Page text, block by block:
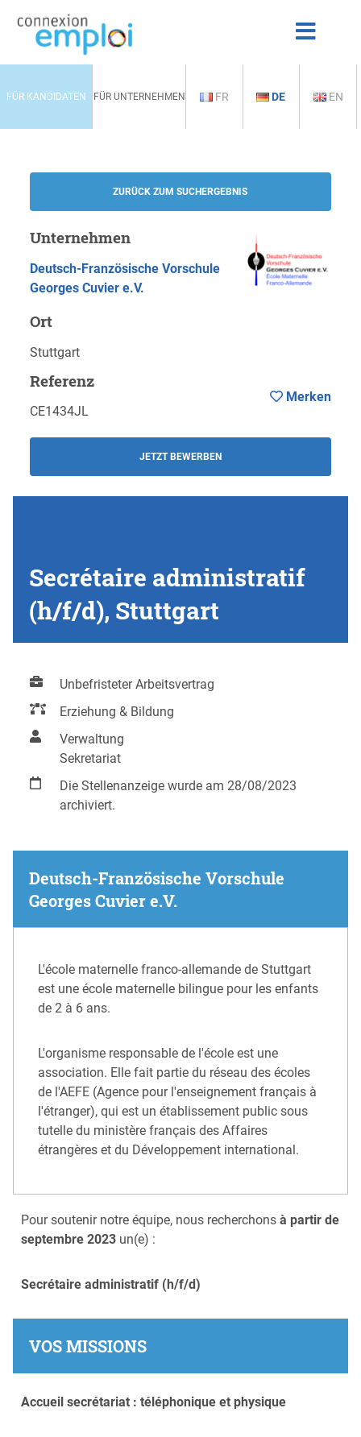
FÜR KANDIDATEN FÜR UNTERNEHMEN FR DE EN
ZURÜCK ZUM SUCHERGEBNIS
Unternehmen
Deutsch-Französische Vorschule
Georges Cuvier e.V.
Ort
Stuttgart
Referenz
CE1434JL
JETZT BEWERBEN
Merken
Secrétaire administratif
(h/f/d), Stuttgart
Unbefristeter Arbeitsvertrag
Erziehung & Bildung
Verwaltung
Sekretariat
Die Stellenanzeige wurde am 28/08/2023
archiviert.
Deutsch-Französische Vorschule
Georges Cuvier e.V.
L'école maternelle franco-allemande de Stuttgart
est une école maternelle bilingue pour les enfants
de 2 à 6 ans.
L'organisme responsable de l'école est une
association. Elle fait partie du réseau des écoles
de l'AEFE (Agence pour l'enseignement français à
l'étranger), qui est un établissement public sous
tutelle du ministère français des Affaires
étrangères et du Développement international.
Pour soutenir notre équipe, nous recherchons à partir de
septembre 2023 un(e) :
Secrétaire administratif (h/f/d)
VOS MISSIONS
Accueil secrétariat : téléphonique et physique